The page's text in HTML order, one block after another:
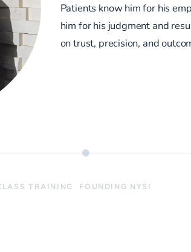
Patients know him for his
him for his judgment and
on trust, precision, and
TRAINING FOUNDING NYSI